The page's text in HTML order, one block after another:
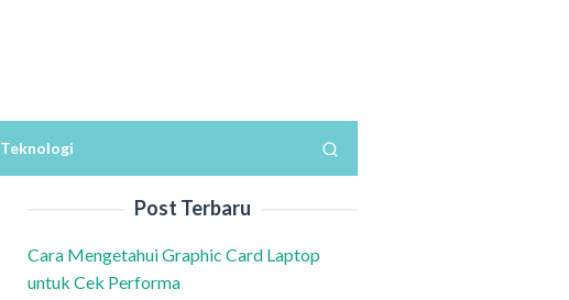
Teknologi
Post Terbaru
Cara Mengetahui Graphic Card Laptop
untuk Cek Performa